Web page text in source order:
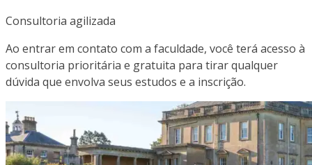
Consultoria agilizada
Ao entrar em contato com a faculdade, você terá acesso à
consultoria prioritária e gratuita para tirar qualquer
dúvida que envolva seus estudos e a inscrição.